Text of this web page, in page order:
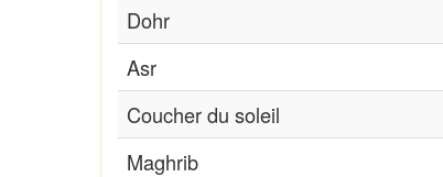
Dohr
Asr
Coucher du soleil
Maghrib